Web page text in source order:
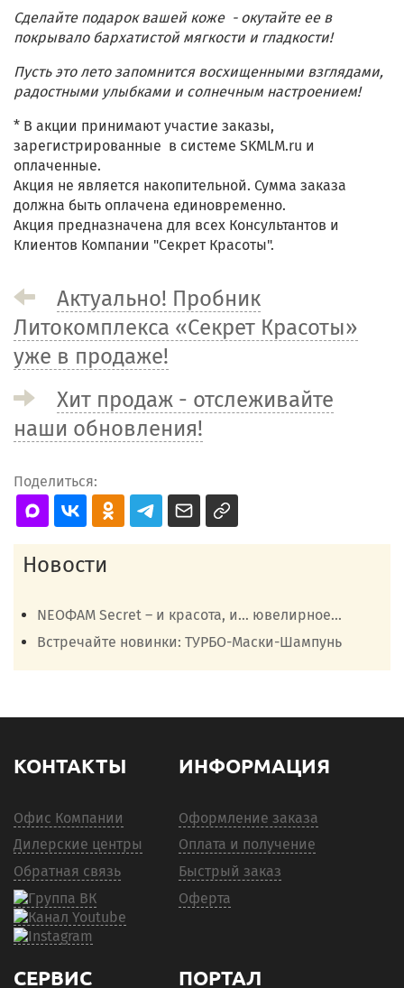
Сделайте подарок вашей коже - окутайте ее в
покрывало бархатистой мягкости и гладкости!
Пусть это лето запомнится восхищенными взглядами,
радостными улыбками и солнечным настроением!
* В акции принимают участие заказы,
зарегистрированные в системе SKMLM.ru и
оплаченные.
Акция не является накопительной. Сумма заказа
должна быть оплачена единовременно.
Акция предназначена для всех Консультантов и
Клиентов Компании "Секрет Красоты".
Актуально! Пробник
Литокомплекса «Секрет Красоты»
уже в продаже!
Хит продаж - отслеживайте
наши обновления!
Поделиться:
Новости
NEOФАМ Secret – и красота, и… ювелирное...
Встречайте новинки: ТУРБО-Маски-Шампунь
КОНТАКТЫ
Офис Компании
Дилерские центры
Обратная связь
ИНФОРМАЦИЯ
Оформление заказа
Оплата и получение
Быстрый заказ
Оферта
СЕРВИС ПОРТАЛ